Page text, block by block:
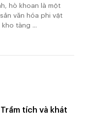
hò khoan là một
văn hóa phi vật
tàng ...
tích và khát